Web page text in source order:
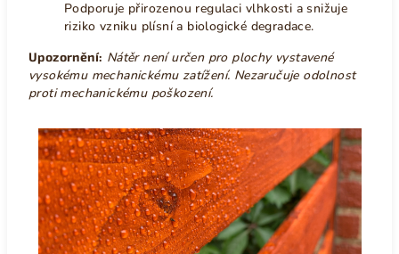
Podporuje přirozenou regulaci vlhkosti a snižuje
riziko vzniku plísní a biologické degradace.
Upozornění: Nátěr není určen pro plochy vystavené
vysokému mechanickému zatížení. Nezaručuje odolnost
proti mechanickému poškození.